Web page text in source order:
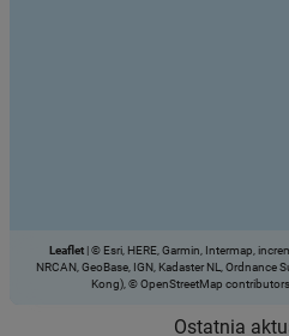
Leaflet © Esri, HERE, Garmin, Intermap,
NRCAN, GeoBase, IGN, Kadaster NL, Ordnance
Kong), © OpenStreetMap
Ostatnia